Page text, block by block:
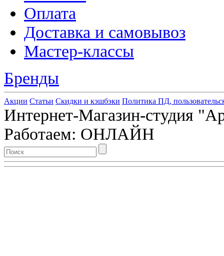
Оплата
Доставка и самовывоз
Мастер-классы
Бренды
Акции Статьи Скидки и кэшбэки Политика ПД,
Интернет-Магазин-студия
Работаем: ОНЛАЙН